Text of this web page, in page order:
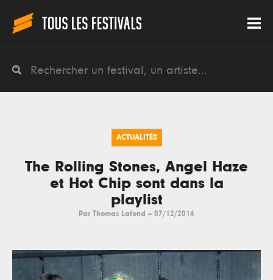
ACTUALITÉS
The Rolling Stones, Angel Haze
et Hot Chip sont dans la
playlist
Par Thomas Lafond -- 07/12/2016